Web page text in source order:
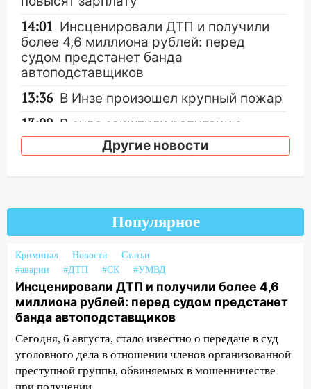
14:01 Инсценировали ДТП и получили
более 4,6 миллиона рублей: перед
судом предстанет банда
автоподставщиков
13:36 В Инзе произошел крупный пожар
13:00 В суде защитили репутацию
мужчины, которого необоснованно
обвиняли в жестоком обращении с
Ульяновской области перевозчик
провернул хитрую схему с чужими
проездными
12:10
Ульяновский алиментщик накопил
120 тысяч долга
11:49 Снят режим «Ракетная
опасность» на территории Ульяновской
области
11:30 Кабмин РФ разрешил до 1 июля
2027 года импорт, выпуск и обращение
Другие новости
Популярное
Криминал Новости
Статьи
#аварии
#ДТП #СК #УМВД
Инсценировали ДТП и получили более 4,6
миллиона рублей: перед судом предстанет
банда автоподставщиков
Сегодня, 6 августа, стало известно о передаче в суд
уголовного дела в отношении членов организованной
преступной группы, обвиняемых в мошенничестве
при получении